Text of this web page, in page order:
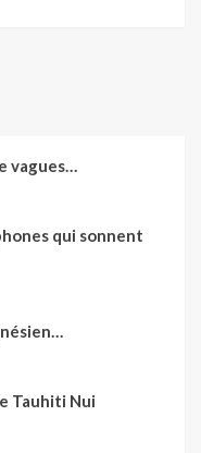
vagues…
qui sonnent
Tauhiti Nui